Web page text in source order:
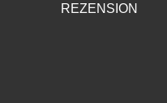
REZENSION